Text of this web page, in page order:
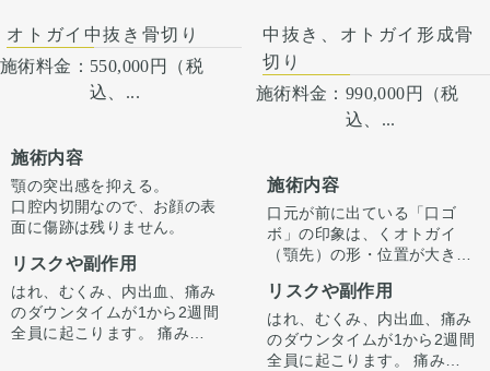
そのため、同時に中抜きもす
ることで顎の長さを同じくら
い、もしくは短くしつつ前に
出すことが可能です。
がりには個人差があるので、
手術を受けた人全員がこの写
真の様な変化をするわけでは
ありませんのでご注意下さ
方一人一人の状態をふまえ
て、治療法をご提案します。
にて、診察させていただいた
上でその方一人一人の状態を
ふまえて、治療法をご提案し
ます。
オトガイ中抜き骨切り
施術料金： 550,000円（税
込、...
施術内容
顎の突出感を抑える。
口腔内切開なので、お顔の表
面に傷跡は残りません。
リスクや副作用
はれ、むくみ、内出血、痛み
のダウンタイムが1から2週間
全員に起こります。 痛みは3
中抜き、オトガイ形成骨
切り
施術料金： 990,000円（税
込、...
施術内容
口元が前に出ている「口ゴ
ボ」の印象は、くオトガイ
（顎先）の形・位置が大きく
今回は骨を前に出すだけでな
く「中抜き」を組み合わせる
ことで、オトガイを前方に引
き出しながら顎の長さが伸び
リスクや副作用
はれ、むくみ、内出血、痛み
のダウンタイムが1から2週間
全員に起こります。 痛みは3